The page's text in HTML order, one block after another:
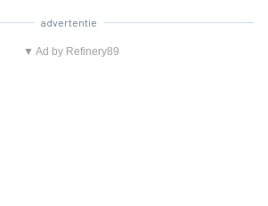
advertentie
▼ Ad by Refinery89